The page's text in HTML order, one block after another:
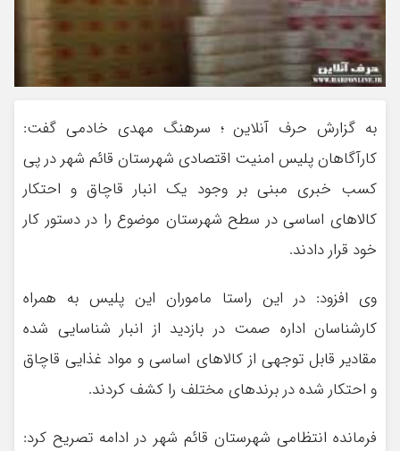
به گزارش حرف آنلاین ؛ سرهنگ مهدی خادمی گفت:
کارآگاهان پلیس امنیت اقتصادی شهرستان قائم شهر در پی
کسب خبری مبنی بر وجود یک انبار قاچاق و احتکار
کالا‌های اساسی در سطح شهرستان موضوع را در دستور کار
خود قرار دادند.
وی افزود: در این راستا ماموران این پلیس به همراه
کارشناسان اداره صمت در بازدید از انبار شناسایی شده
مقادیر قابل توجهی از کالا‌های اساسی و مواد غذایی قاچاق
و احتکار شده در برند‌های مختلف را کشف کردند.
فرمانده انتظامی شهرستان قائم شهر در ادامه تصریح کرد: